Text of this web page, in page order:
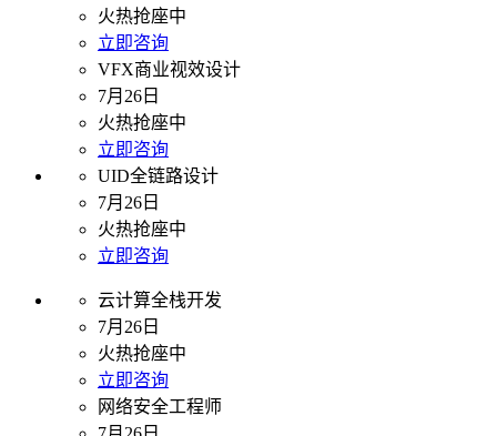
火热抢座中
立即咨询
VFX商业视效设计
7月26日
火热抢座中
立即咨询
UID全链路设计
7月26日
火热抢座中
立即咨询
云计算全栈开发
7月26日
火热抢座中
立即咨询
网络安全工程师